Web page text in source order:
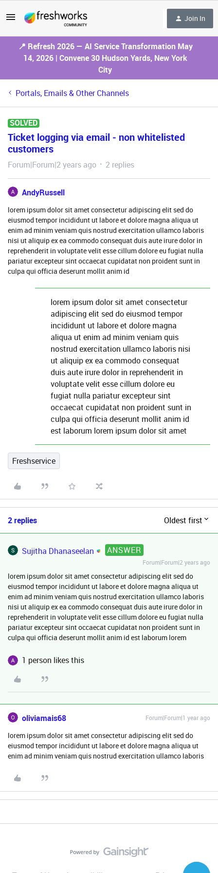
Join In
📍 Refresh 2026 — AI Service Transformation May
14, 2026 | Convene 30 Hudson Yards, New York
City
Portals, Emails & Other Channels
SOLVED
Ticket logging via email - non whitelisted
customers
Forum|Forum|2 years ago 2 replies
AndyRussell
lorem ipsum dolor sit amet consectetur adipiscing elit sed do
eiusmod tempor incididunt ut labore et dolore magna aliqua ut
enim ad minim veniam quis nostrud exercitation ullamco laboris
nisi ut aliquip ex ea commodo consequat duis aute irure dolor in
reprehenderit in voluptate velit esse cillum dolore eu fugiat nulla
pariatur excepteur sint occaecat cupidatat non proident sunt in
culpa qui officia deserunt mollit anim id
lorem ipsum dolor sit amet consectetur
adipiscing elit sed do eiusmod tempor
incididunt ut labore et dolore magna
aliqua ut enim ad minim veniam quis
nostrud exercitation ullamco laboris nisi
ut aliquip ex ea commodo consequat
duis aute irure dolor in reprehenderit in
voluptate velit esse cillum dolore eu
fugiat nulla pariatur excepteur sint
occaecat cupidatat non proident sunt in
culpa qui officia deserunt mollit anim id
est laborum lorem ipsum dolor sit amet
Freshservice
2 replies Oldest first
Sujitha Dhanaseelan ANSWER
Forum|Forum|2 years ago
lorem ipsum dolor sit amet consectetur adipiscing elit sed do
eiusmod tempor incididunt ut labore et dolore magna aliqua ut
enim ad minim veniam quis nostrud exercitation ullamco laboris
nisi ut aliquip ex ea commodo consequat duis aute irure dolor in
reprehenderit in voluptate velit esse cillum dolore eu fugiat nulla
pariatur excepteur sint occaecat cupidatat non proident sunt in
culpa qui officia deserunt mollit anim id est laborum lorem
1 person likes this
oliviamais68 Forum|Forum|1 year ago
lorem ipsum dolor sit amet consectetur adipiscing elit sed do
eiusmod tempor incididunt ut labore et dolore magna aliqua ut
enim ad minim veniam quis nostrud exercitation ullamco laboris